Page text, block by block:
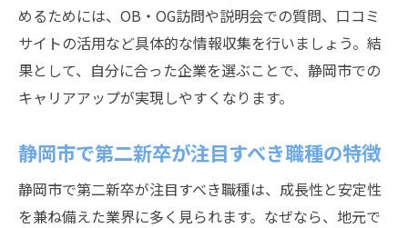
静岡市企業で第二新卒が挑戦すべきこと
第二新卒の選択肢と静岡市でのキャリア設
計
未来のために第二新卒が考えるべき転職戦
めるためには、OB・OG訪問や説明会での質問、口コミ
サイトの活用など具体的な情報収集を行いましょう。結
果として、自分に合った企業を選ぶことで、静岡市での
キャリアアップが実現しやすくなります。
静岡市で第二新卒が注目すべき職種の特徴
静岡市で第二新卒が注目すべき職種は、成長性と安定性
を兼ね備えた業界に多く見られます。なぜなら、地元で